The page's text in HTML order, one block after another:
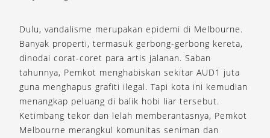
Dulu, vandalisme merupakan epidemi di Melbourne.
Banyak properti, termasuk gerbong-gerbong kereta,
dinodai corat-coret para artis jalanan. Saban
tahunnya, Pemkot menghabiskan sekitar AUD1 juta
guna menghapus grafiti ilegal. Tapi kota ini kemudian
menangkap peluang di balik hobi liar tersebut.
Ketimbang tekor dan lelah memberantasnya, Pemkot
Melbourne merangkul komunitas seniman dan